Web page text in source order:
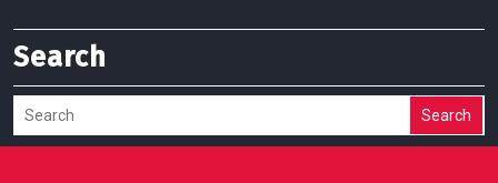
Search
Search